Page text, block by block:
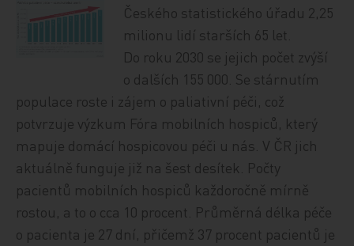
Českého statistického úřadu 2,25
milionu lidí starších 65 let.
Do roku 2030 se jejich počet zvýší
o dalších 155 000. Se stárnutím
populace roste i zájem o paliativní péči, což
potvrzuje výzkum Fóra mobilních hospiců, který
mapuje domácí hospicovou péči u nás. V ČR jich
aktuálně funguje již na šest desítek. Počty
pacientů mobilních hospiců každoročně mírně
rostou, a to o cca 10 procent. Průměrná délka péče
o pacienta je 27 dní, přičemž 37 procent pacientů je